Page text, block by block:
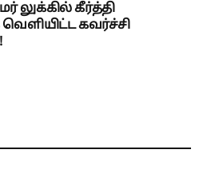
லுக்கில் கீர்த்தி
கவர்ச்சி